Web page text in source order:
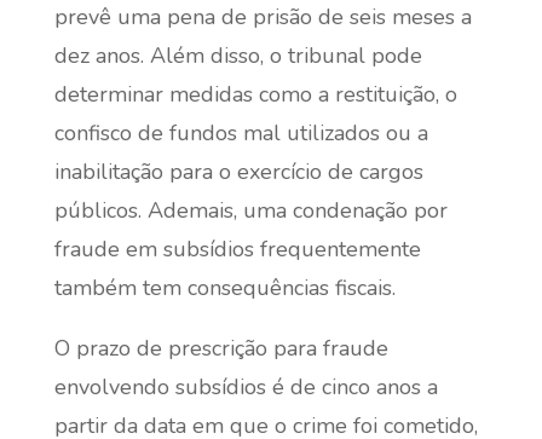
prevê uma pena de prisão de seis meses a
dez anos. Além disso, o tribunal pode
determinar medidas como a restituição, o
confisco de fundos mal utilizados ou a
inabilitação para o exercício de cargos
públicos. Ademais, uma condenação por
fraude em subsídios frequentemente
também tem consequências fiscais.
O prazo de prescrição para fraude
envolvendo subsídios é de cinco anos a
partir da data em que o crime foi cometido,